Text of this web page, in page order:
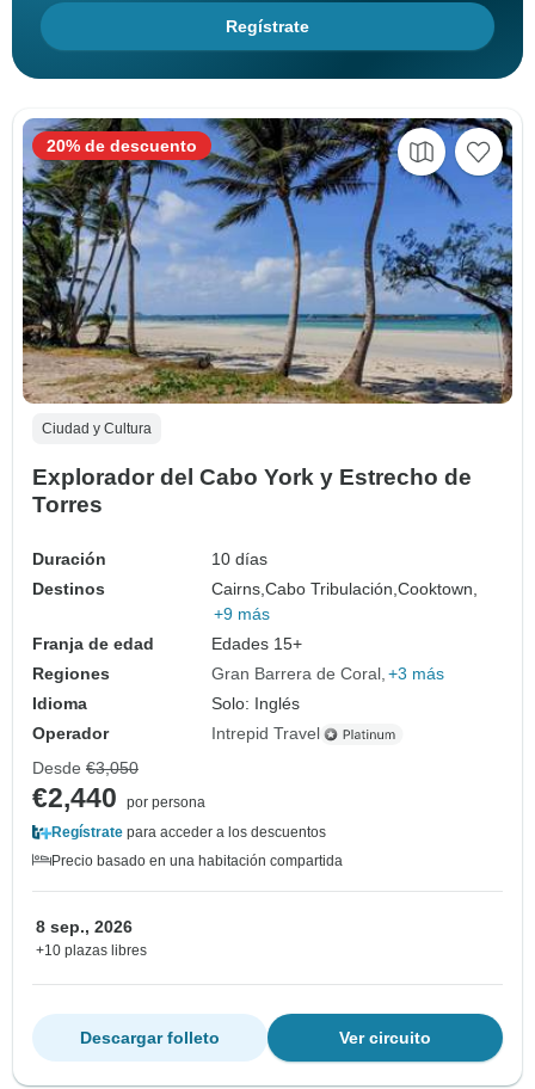
Regístrate
Ciudad y Cultura
Explorador del Cabo York y Estrecho de
Torres
Duración
10 días
Destinos
Cairns,Cabo Tribulación,Cooktown,
+9 más
Franja de edad
Edades 15+
Regiones
Gran Barrera de Coral +3 más
Idioma
Solo: Inglés
Operador
Intrepid Travel
20% de descuento
Desde €3,050
€2,440
por persona
Regístrate para acceder a los descuentos
Precio basado en una habitación compartida
8 sep., 2026
+10 plazas libres
Ver circuito
Descargar folleto